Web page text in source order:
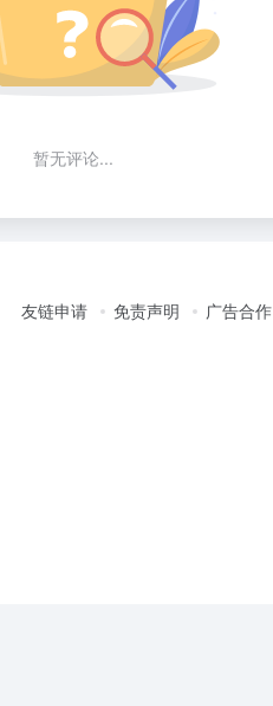
暂无评论...
友链申请 免责声明 广告合作